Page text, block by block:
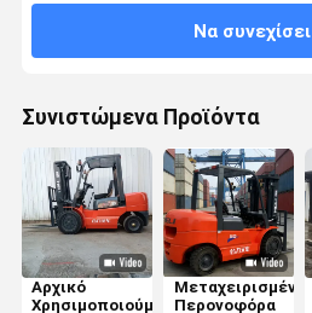
Να συνεχίσει
Συνιστώμενα Προϊόντα
Αρχικό
Χρησιμοποιούμενο
Μεταχειρισμένα
Περονοφόρα